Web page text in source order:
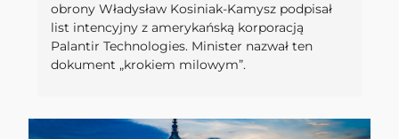
obrony Władysław Kosiniak-Kamysz podpisał
list intencyjny z amerykańską korporacją
Palantir Technologies. Minister nazwał ten
dokument „krokiem milowym”.